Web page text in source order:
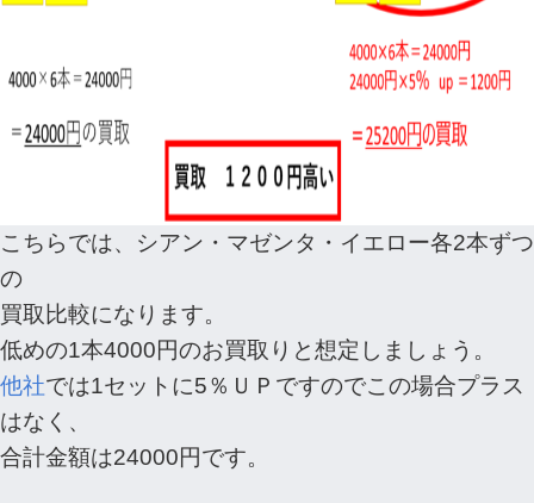
こちらでは、シアン・マゼンタ・イエロー各2本ずつ
の
買取比較になります。
低めの1本4000円のお買取りと想定しましょう。
他社では1セットに5％ＵＰですのでこの場合プラス
はなく、
合計金額は24000円です。